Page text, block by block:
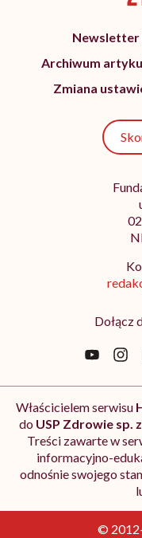
Newsletter
Archiwum
Zmiana
Dołącz
Właścicielem serwisu
do USP Zdrowie sp.
Treści zawarte w
informacyjno-
odnośnie swojego
©